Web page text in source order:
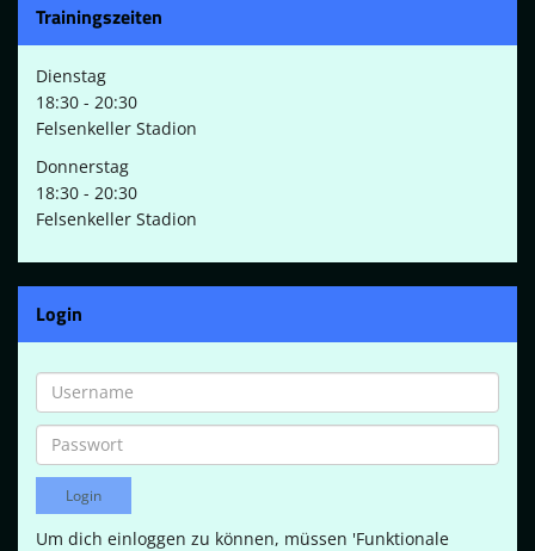
Trainingszeiten
Dienstag
18:30 - 20:30
Felsenkeller Stadion
Donnerstag
18:30 - 20:30
Felsenkeller Stadion
Login
Um dich einloggen zu können, müssen 'Funktionale